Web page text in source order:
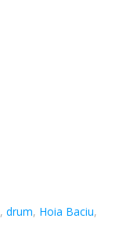
,drum, Hoia Baciu,